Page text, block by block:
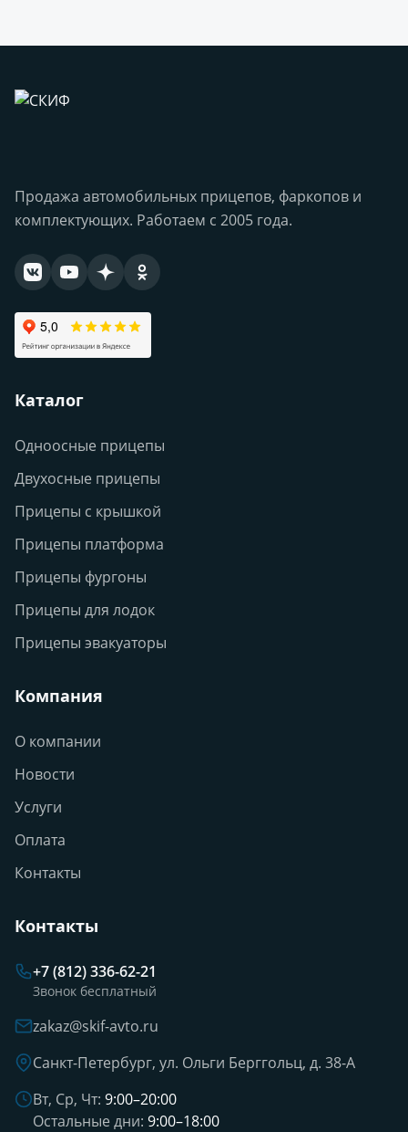
Продажа автомобильных прицепов, фаркопов и
комплектующих. Работаем с 2005 года.
Каталог
Одноосные прицепы
Двухосные прицепы
Прицепы с крышкой
Прицепы платформа
Прицепы фургоны
Прицепы для лодок
Прицепы эвакуаторы
Компания
О компании
Новости
Услуги
Оплата
Контакты
Контакты
+7 (812) 336-62-21
Звонок бесплатный
zakaz@skif-avto.ru
Санкт-Петербург, ул. Ольги Берггольц, д. 38-А
Вт, Ср, Чт: 9:00–20:00
Остальные дни: 9:00–18:00